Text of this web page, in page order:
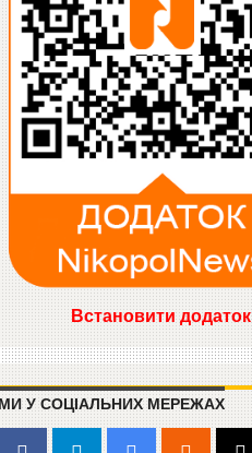
Встановити додаток
МИ У СОЦІАЛЬНИХ МЕРЕЖАХ